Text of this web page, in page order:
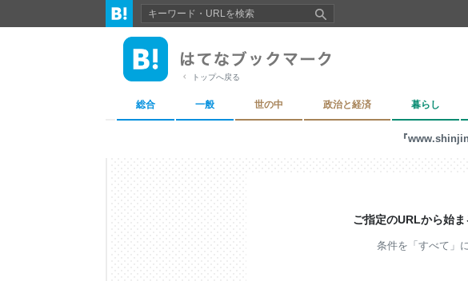
トップへ戻る
総合 一般 世の中 政治と経済 暮らし
『
ご指定のURLから始
条件を「すべて」